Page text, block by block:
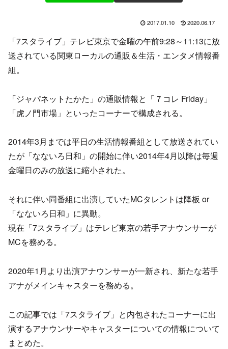
2017.01.10 2020.06.17
「7スタライブ」テレビ東京で金曜の午前9:28～11:13に放
送されている関東ローカルの通販＆生活・エンタメ情報番
組。
「ジャパネットたかた」の通販情報と「７コレ Friday」
「虎ノ門市場」といったコーナーで構成される。
2014年3月までは平日の生活情報番組として放送されてい
たが「なないろ日和」の開始に伴い2014年4月以降は毎週
金曜日のみの放送に縮小された。
それに伴い同番組に出演していたMCタレントは降板 or
「なないろ日和」に異動。
現在「7スタライブ」はテレビ東京の若手アナウンサーが
MCを務める。
2020年1月より出演アナウンサーが一新され、新たな若手
アナがメインキャスターを務める。
この記事では「7スタライブ」と内包されたコーナーに出
演するアナウンサーやキャスターについての情報について
まとめた。